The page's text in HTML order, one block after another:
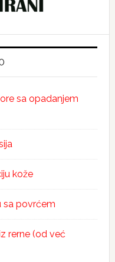
sa opadanjem
kože
sa povrćem
rerne (od već